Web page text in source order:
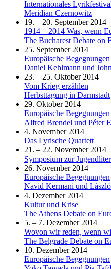
Internationales
Meridian Czernowitz
19. – 20. September 2014
1914 – 2014 Was, wenn
The Bucharest Debate on
25. September 2014
Europäische Begegnungen
Daniel Kehlmann und
23. – 25. Oktober 2014
Vom Krieg erzählen
Herbsttagung in Darmstadt
29. Oktober 2014
Europäische Begegnungen
Alfred Brendel und Péter
4. November 2014
Das Lyrische Quartett
21. – 22. November 2014
Symposium zur
26. November 2014
Europäische Begegnungen
Navid Kermani und
4. Dezember 2014
Kultur und Krise
The Athens Debate on
5. – 7. Dezember 2014
Wovon wir reden, wenn
The Belgrade Debate on
10. Dezember 2014
Europäische Begegnungen